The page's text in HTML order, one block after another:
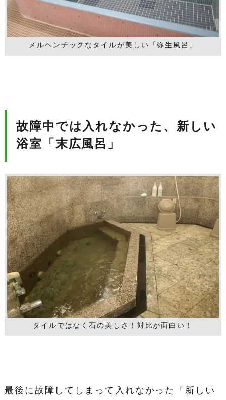
メルヘンチックなタイルが美しい「弥生風呂」
故障中では入れなかった、新しい
浴室「末広風呂」
タイルではなく石の美しさ！対比が面白い！
最後に故障してしまって入れなかった「新しい